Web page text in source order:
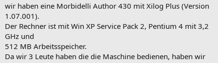
wir haben eine Morbidelli Author 430 mit Xilog Plus (Version
1.07.001).
Der Rechner ist mit Win XP Service Pack 2, Pentium 4 mit 3,2
GHz und
512 MB Arbeitsspeicher.
Da wir 3 Leute haben die die Maschine bedienen, haben wir